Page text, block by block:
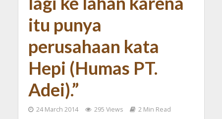
itu punya
perusahaan kata
Hepi (Humas PT.
Adei).”
24 March 2014 295 Views 2 Min Read